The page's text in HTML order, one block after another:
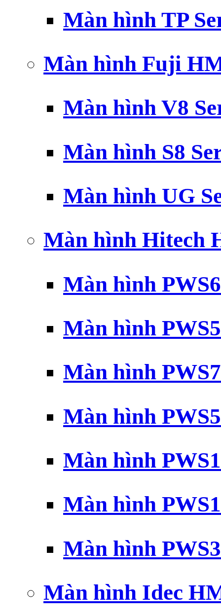
Màn hình TP
Màn hình Fuji
Màn hình V8
Màn hình S8
Màn hình UG
Màn hình Hitech
Màn hình
Màn hình
Màn hình
Màn hình
Màn hình
Màn hình
Màn hình
Màn hình Idec